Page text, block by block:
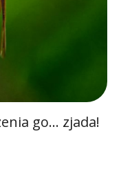
go… zjada!